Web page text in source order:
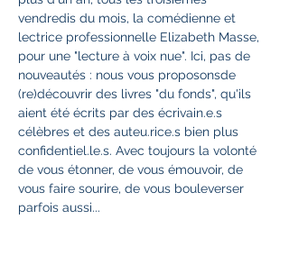
vendredis du mois, la comédienne et
lectrice professionnelle Elizabeth Masse,
pour une "lecture à voix nue". Ici, pas de
nouveautés : nous vous proposonsde
(re)découvrir des livres "du fonds", qu'ils
aient été écrits par des écrivain.e.s
célèbres et des auteu.rice.s bien plus
confidentiel.le.s. Avec toujours la volonté
de vous étonner, de vous émouvoir, de
vous faire sourire, de vous bouleverser
parfois aussi...